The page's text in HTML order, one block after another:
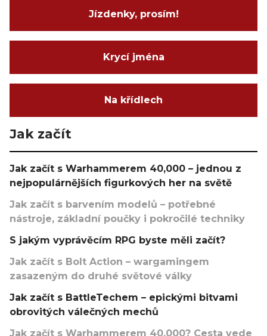
Jízdenky, prosím!
Krycí jména
Na křídlech
Jak začít
Jak začít s Warhammerem 40,000 – jednou z
nejpopulárnějších figurkových her na světě
Jak začít s barvením modelů – potřebné
nástroje, základní poučky i pokročilé techniky
S jakým vyprávěcím RPG byste měli začít?
Jak začít s Bolt Action – wargamingem
zasazeným do druhé světové války
Jak začít s BattleTechem – epickými bitvami
obrovitých válečných mechů
Jak začít s Warhammerem 40,000? Cesta vede